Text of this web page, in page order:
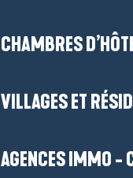
CHAMBRES
VILLAGES ET
AGENCES IMMO -